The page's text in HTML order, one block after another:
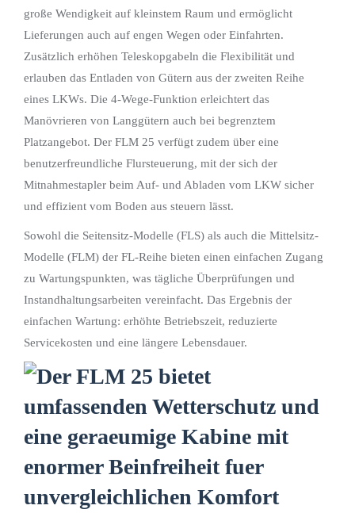
große Wendigkeit auf kleinstem Raum und ermöglicht
Lieferungen auch auf engen Wegen oder Einfahrten.
Zusätzlich erhöhen Teleskopgabeln die Flexibilität und
erlauben das Entladen von Gütern aus der zweiten Reihe
eines LKWs. Die 4-Wege-Funktion erleichtert das
Manövrieren von Langgütern auch bei begrenztem
Platzangebot. Der FLM 25 verfügt zudem über eine
benutzerfreundliche Flursteuerung, mit der sich der
Mitnahmestapler beim Auf- und Abladen vom LKW sicher
und effizient vom Boden aus steuern lässt.
Sowohl die Seitensitz-Modelle (FLS) als auch die Mittelsitz-
Modelle (FLM) der FL-Reihe bieten einen einfachen Zugang
zu Wartungspunkten, was tägliche Überprüfungen und
Instandhaltungsarbeiten vereinfacht. Das Ergebnis der
einfachen Wartung: erhöhte Betriebszeit, reduzierte
Servicekosten und eine längere Lebensdauer.